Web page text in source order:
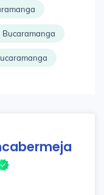
Bucaramanga